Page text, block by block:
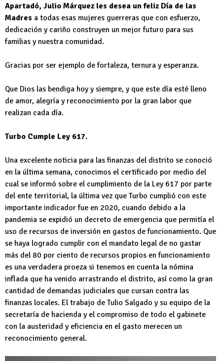
Apartadó, Julio Márquez les desea un feliz Día de las
Madres a todas esas mujeres guerreras que con esfuerzo,
dedicación y cariño construyen un mejor futuro para sus
familias y nuestra comunidad.
Gracias por ser ejemplo de fortaleza, ternura y esperanza.
Que Dios las bendiga hoy y siempre, y que este día esté lleno
de amor, alegría y reconocimiento por la gran labor que
realizan cada día.
Turbo Cumple Ley 617.
Una excelente noticia para las finanzas del distrito se conoció
en la última semana, conocimos el certificado por medio del
cual se informó sobre el cumplimiento de la Ley 617 por parte
del ente territorial, la última vez que Turbo cumplió con este
importante indicador fue en 2020, cuando debido a la
pandemia se expidió un decreto de emergencia que permitía el
uso de recursos de inversión en gastos de funcionamiento. Que
se haya logrado cumplir con el mandato legal de no gastar
más del 80 por ciento de recursos propios en funcionamiento
es una verdadera proeza si tenemos en cuenta la nómina
inflada que ha venido arrastrando el distrito, así como la gran
cantidad de demandas judiciales que cursan contra las
finanzas locales. El trabajo de Tulio Salgado y su equipo de la
secretaría de hacienda y el compromiso de todo el gabinete
con la austeridad y eficiencia en el gasto merecen un
reconocimiento general.